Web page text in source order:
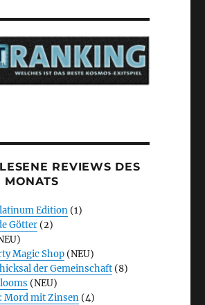
REVIEWS DES
MONATS
Edition (1)
Götter (2)
Magic Shop (NEU)
der Gemeinschaft (8)
(NEU)
Mord mit Zinsen (4)